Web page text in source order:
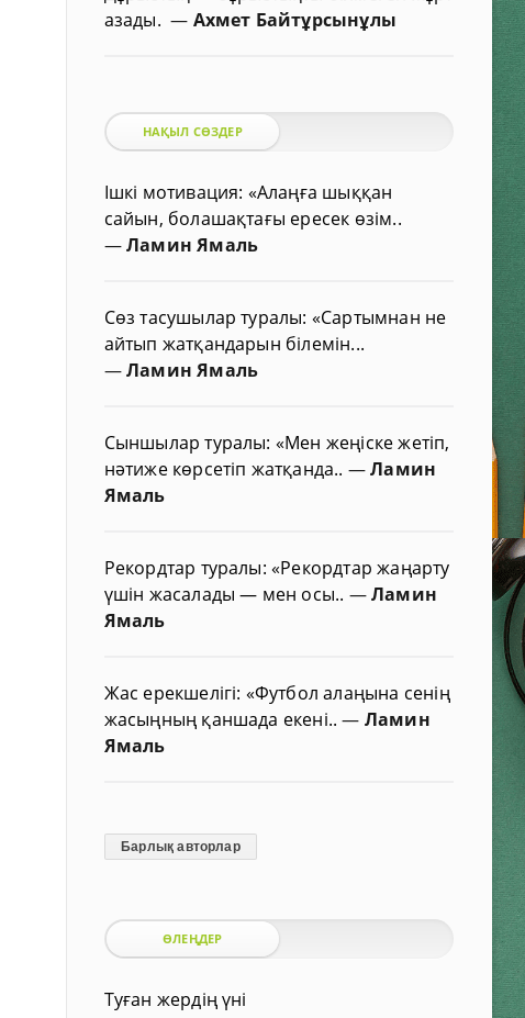
азады.— Ахмет Байтұрсынұлы
НАҚЫЛ СӨЗДЕР
Ішкі мотивация: «Алаңға шыққан
сайын, болашақтағы ересек өзім..
—Ламин Ямаль
Сөз тасушылар туралы: «Сартымнан не
айтып жатқандарын білемін...
—Ламин Ямаль
Сыншылар туралы: «Мен жеңіске жетіп,
нәтиже көрсетіп жатқанда.. —Ламин
Ямаль
Рекордтар туралы: «Рекордтар жаңарту
үшін жасалады — мен осы.. —Ламин
Ямаль
Жас ерекшелігі: «Футбол алаңына сенің
жасыңның қаншада екені..— Ламин
Ямаль
Барлық авторлар
ӨЛЕҢДЕР
Туған жердің үні